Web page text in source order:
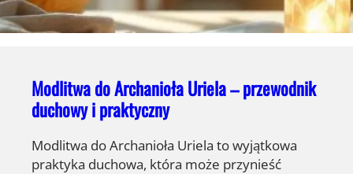
Modlitwa do Archanioła Uriela – przewodnik
duchowy i praktyczny
Modlitwa do Archanioła Uriela to wyjątkowa
praktyka duchowa, która może przynieść